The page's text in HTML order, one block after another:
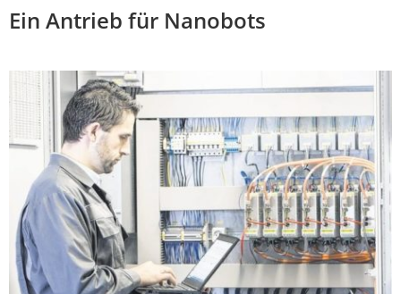
Ein Antrieb für Nanobots